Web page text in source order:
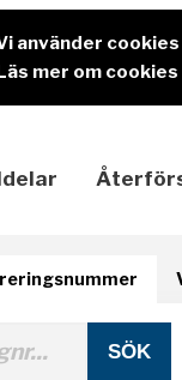
använder
mer om